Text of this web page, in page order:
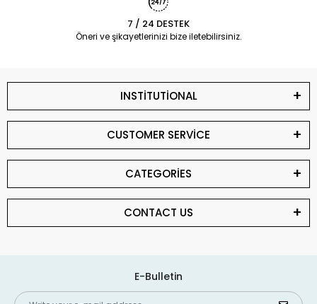
7 / 24 DESTEK
Öneri ve şikayetlerinizi bize iletebilirsiniz.
INSTİTUTİONAL
CUSTOMER SERVİCE
CATEGORİES
CONTACT US
E-Bulletin